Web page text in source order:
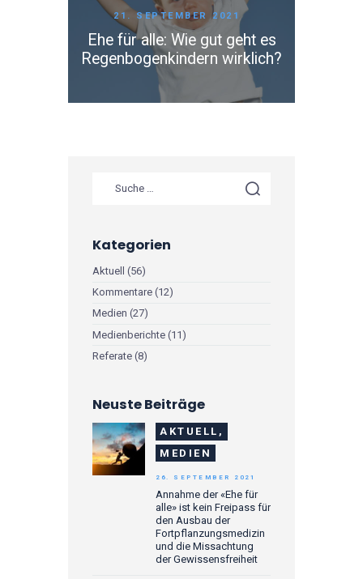
21. SEPTEMBER 2021
Ehe für alle: Wie gut geht es
Regenbogenkindern wirklich?
Kategorien
Aktuell (56)
Kommentare (12)
Medien (27)
Medienberichte (11)
Referate (8)
Neuste Beiträge
AKTUELL,
MEDIEN
Annahme der «Ehe für
alle» ist kein Freipass für
den Ausbau der
Fortpflanzungsmedizin
und die Missachtung
der Gewissensfreiheit
26. SEPTEMBER 2021